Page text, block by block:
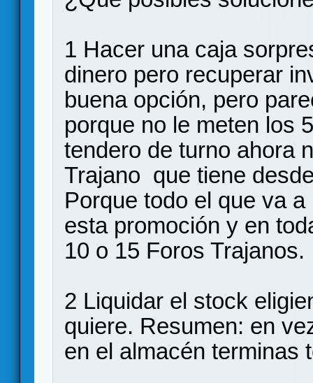
1 Hacer una caja
dinero pero recuperar
buena opción, pero
porque no le meten los
tendero de turno ahora
Trajano que tiene
Porque todo el que va
esta promoción y en
10 o 15 Foros Trajanos.
2 Liquidar el stock
quiere. Resumen: en
en el almacén terminas